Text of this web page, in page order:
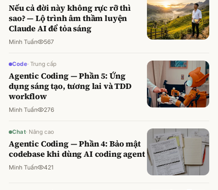
Nếu cả đời này không rực rỡ thì
sao? — Lộ trình âm thầm luyện
Claude AI để tỏa sáng
Minh Tuấn 567
Code· Trung cấp
Agentic Coding — Phần 5: Ứng
dụng sáng tạo, tương lai và TDD
workflow
Minh Tuấn 276
Chat· Nâng cao
Agentic Coding — Phần 4: Bảo mật
codebase khi dùng AI coding agent
Minh Tuấn 421